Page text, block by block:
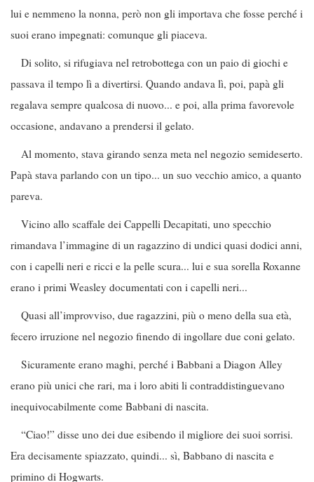
lui e nemmeno la nonna, però non gli importava che fosse perché i
suoi erano impegnati: comunque gli piaceva.
Di solito, si rifugiava nel retrobottega con un paio di giochi e
passava il tempo lì a divertirsi. Quando andava lì, poi, papà gli
regalava sempre qualcosa di nuovo... e poi, alla prima favorevole
occasione, andavano a prendersi il gelato.
Al momento, stava girando senza meta nel negozio semideserto.
Papà stava parlando con un tipo... un suo vecchio amico, a quanto
pareva.
Vicino allo scaffale dei Cappelli Decapitati, uno specchio
rimandava l’immagine di un ragazzino di undici quasi dodici anni,
con i capelli neri e ricci e la pelle scura... lui e sua sorella Roxanne
erano i primi Weasley documentati con i capelli neri...
Quasi all’improvviso, due ragazzini, più o meno della sua età,
fecero irruzione nel negozio finendo di ingollare due coni gelato.
Sicuramente erano maghi, perché i Babbani a Diagon Alley
erano più unici che rari, ma i loro abiti li contraddistinguevano
inequivocabilmente come Babbani di nascita.
“Ciao!” disse uno dei due esibendo il migliore dei suoi sorrisi.
Era decisamente spiazzato, quindi... sì, Babbano di nascita e
primino di Hogwarts.